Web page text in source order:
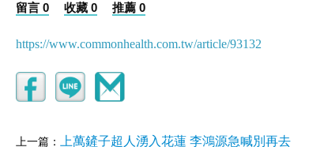
留言 0 收藏 0 推薦 0
https://www.commonhealth.com.tw/article/93132
上一篇： 上萬鏟子超人湧入花蓮 李鴻源急喊別再去